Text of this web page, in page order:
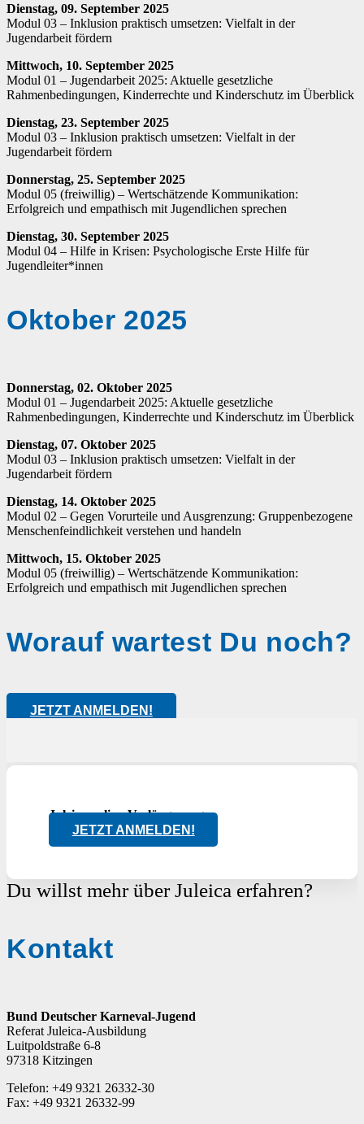
Dienstag, 09. September 2025
Modul 03 – Inklusion praktisch umsetzen: Vielfalt in der
Jugendarbeit fördern
Mittwoch, 10. September 2025
Modul 01 – Jugendarbeit 2025: Aktuelle gesetzliche
Rahmenbedingungen, Kinderrechte und Kinderschutz im Überblick
Dienstag, 23. September 2025
Modul 03 – Inklusion praktisch umsetzen: Vielfalt in der
Jugendarbeit fördern
Donnerstag, 25. September 2025
Modul 05 (freiwillig) – Wertschätzende Kommunikation:
Erfolgreich und empathisch mit Jugendlichen sprechen
Dienstag, 30. September 2025
Modul 04 – Hilfe in Krisen: Psychologische Erste Hilfe für
Jugendleiter*innen
Oktober 2025
Donnerstag, 02. Oktober 2025
Modul 01 – Jugendarbeit 2025: Aktuelle gesetzliche
Rahmenbedingungen, Kinderrechte und Kinderschutz im Überblick
Dienstag, 07. Oktober 2025
Modul 03 – Inklusion praktisch umsetzen: Vielfalt in der
Jugendarbeit fördern
Dienstag, 14. Oktober 2025
Modul 02 – Gegen Vorurteile und Ausgrenzung: Gruppenbezogene
Menschenfeindlichkeit verstehen und handeln
Mittwoch, 15. Oktober 2025
Modul 05 (freiwillig) – Wertschätzende Kommunikation:
Erfolgreich und empathisch mit Jugendlichen sprechen
Worauf wartest Du noch?
JETZT ANMELDEN!
Juleica.online-Verlängerung
JETZT ANMELDEN!
Du willst mehr über Juleica erfahren?
Kontakt
Bund Deutscher Karneval-Jugend
Referat Juleica-Ausbildung
Luitpoldstraße 6-8
97318 Kitzingen
Telefon: +49 9321 26332-30
Fax: +49 9321 26332-99